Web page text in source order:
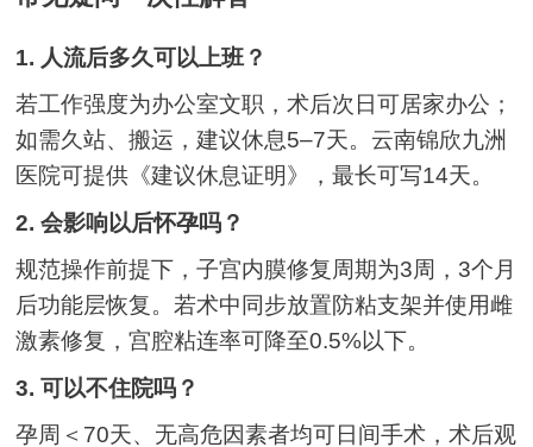
1. 人流后多久可以上班？
若工作强度为办公室文职，术后次日可居家办公；
如需久站、搬运，建议休息5–7天。云南锦欣九洲
医院可提供《建议休息证明》，最长可写14天。
2. 会影响以后怀孕吗？
规范操作前提下，子宫内膜修复周期为3周，3个月
后功能层恢复。若术中同步放置防粘支架并使用雌
激素修复，宫腔粘连率可降至0.5%以下。
3. 可以不住院吗？
孕周＜70天、无高危因素者均可日间手术，术后观